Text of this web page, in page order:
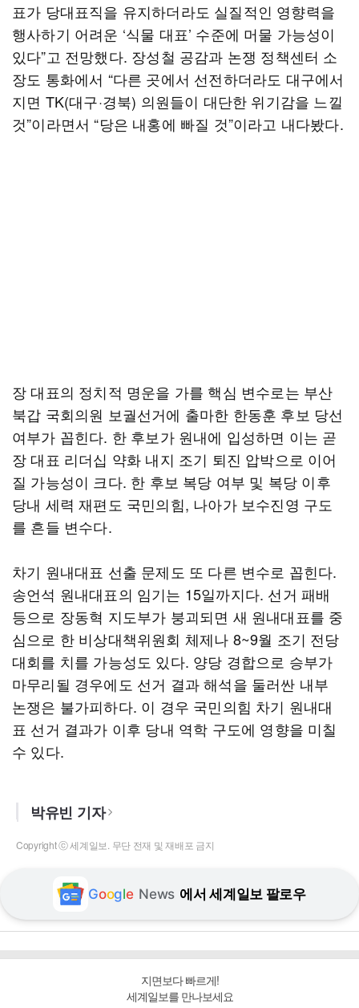
표가 당대표직을 유지하더라도 실질적인 영향력을
행사하기 어려운 ‘식물 대표’ 수준에 머물 가능성이
있다”고 전망했다. 장성철 공감과 논쟁 정책센터 소
장도 통화에서 “다른 곳에서 선전하더라도 대구에서
지면 TK(대구·경북) 의원들이 대단한 위기감을 느낄
것”이라면서 “당은 내홍에 빠질 것”이라고 내다봤다.
장 대표의 정치적 명운을 가를 핵심 변수로는 부산
북갑 국회의원 보궐선거에 출마한 한동훈 후보 당선
여부가 꼽힌다. 한 후보가 원내에 입성하면 이는 곧
장 대표 리더십 약화 내지 조기 퇴진 압박으로 이어
질 가능성이 크다. 한 후보 복당 여부 및 복당 이후
당내 세력 재편도 국민의힘, 나아가 보수진영 구도
를 흔들 변수다.
차기 원내대표 선출 문제도 또 다른 변수로 꼽힌다.
송언석 원내대표의 임기는 15일까지다. 선거 패배
등으로 장동혁 지도부가 붕괴되면 새 원내대표를 중
심으로 한 비상대책위원회 체제나 8~9월 조기 전당
대회를 치를 가능성도 있다. 양당 경합으로 승부가
마무리될 경우에도 선거 결과 해석을 둘러싼 내부
논쟁은 불가피하다. 이 경우 국민의힘 차기 원내대
표 선거 결과가 이후 당내 역학 구도에 영향을 미칠
수 있다.
박유빈 기자
Copyright ⓒ 세계일보. 무단 전재 및 재배포 금지
Google News 에서 세계일보 팔로우
지면보다 빠르게!
세계일보를 만나보세요